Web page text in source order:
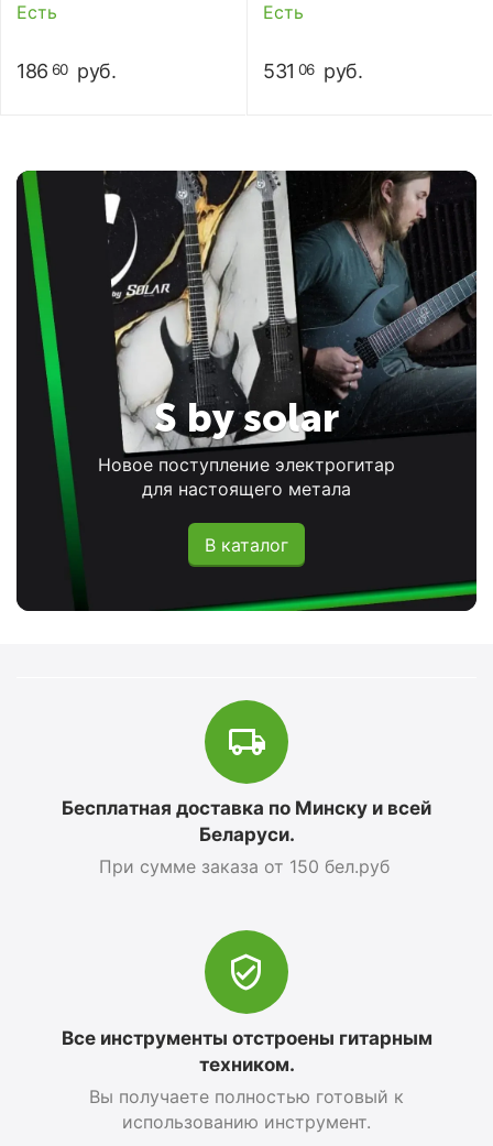
Есть
186 60 руб.
Есть
531 06 руб.
S by solar
Новое поступление электрогитар
для настоящего метала
В каталог
Бесплатная доставка по Минску и всей
Беларуси.
При сумме заказа от 150 бел.руб
Все инструменты отстроены гитарным
техником.
Вы получаете полностью готовый к
использованию инструмент.